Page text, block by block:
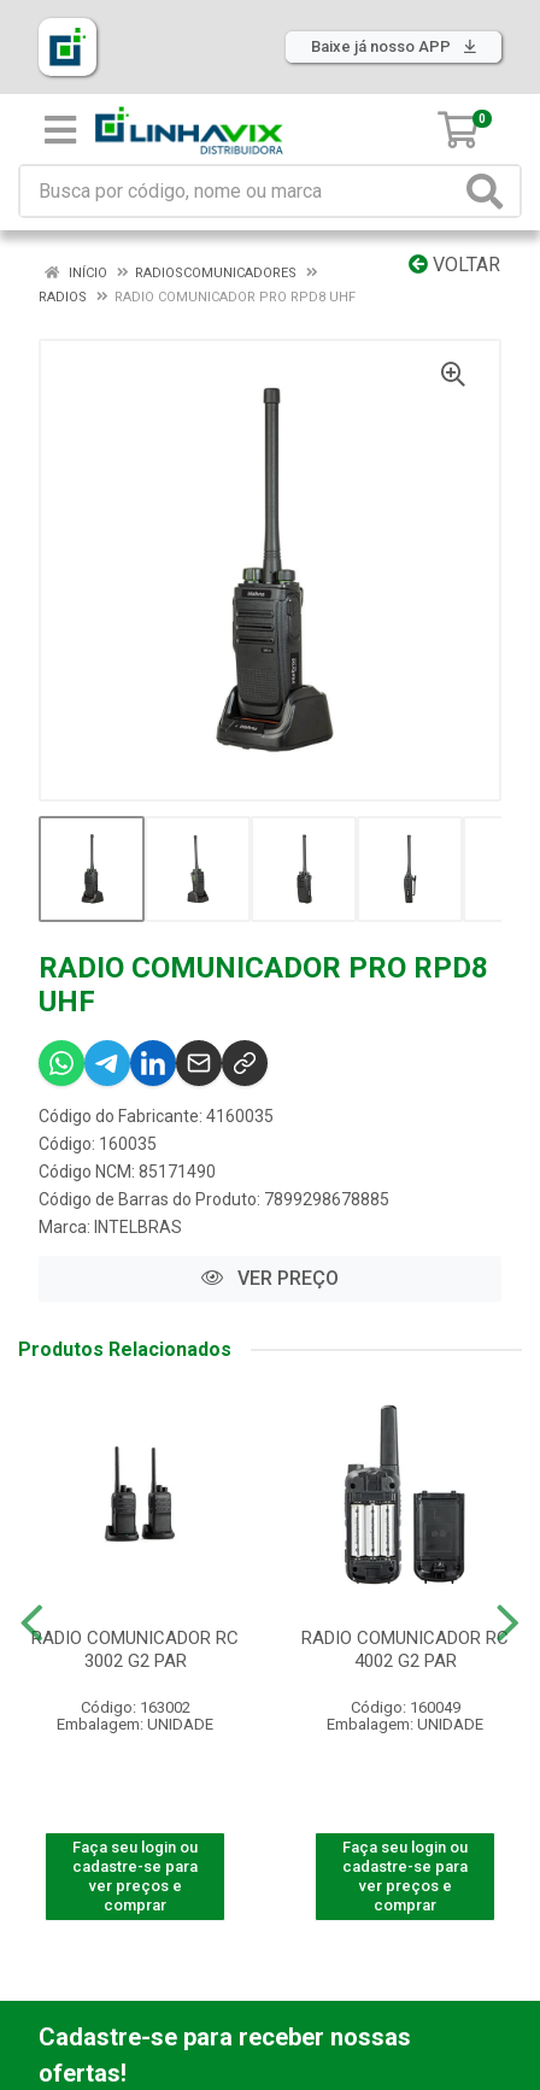
Baixe já nosso APP
0
VOLTAR
INÍCIO
RADIOSCOMUNICADORES
RADIOS
RADIO COMUNICADOR PRO RPD8 UHF
RADIO COMUNICADOR PRO RPD8
UHF
Código do Fabricante: 4160035
Código: 160035
Código NCM: 85171490
Código de Barras do Produto: 7899298678885
Marca: INTELBRAS
VER PREÇO
Produtos Relacionados
RADIO COMUNICADOR RC
3002 G2 PAR
Código: 163002
Embalagem: UNIDADE
Faça seu login ou
cadastre-se para
ver preços e
comprar
RADIO COMUNICADOR RC
4002 G2 PAR
Código: 160049
Embalagem: UNIDADE
Faça seu login ou
cadastre-se para
ver preços e
comprar
Cadastre-se para receber nossas
ofertas!